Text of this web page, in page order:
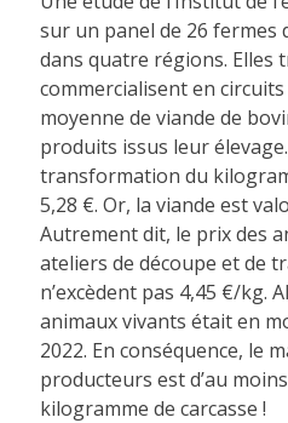
sur un panel de 26 fermes
dans quatre régions. Elles
commercialisent en
moyenne de viande de
produits issus leur
transformation du
5,28 €. Or, la viande est
Autrement dit, le prix des
ateliers de découpe et de
n’excèdent pas 4,45 €/kg.
animaux vivants était en
2022. En conséquence, le
producteurs est d’au
kilogramme de carcasse !